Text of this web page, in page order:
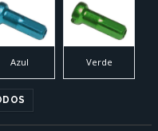
Azul Verde